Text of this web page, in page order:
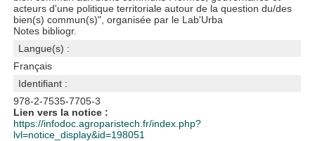
acteurs d'une politique territoriale autour de la question du/des
bien(s) commun(s)", organisée par le Lab'Urba
Notes bibliogr.
Langue(s) :
Français
Identifiant :
978-2-7535-7705-3
Lien vers la notice :
https://infodoc.agroparistech.fr/index.php?
lvl=notice_display&id=198051